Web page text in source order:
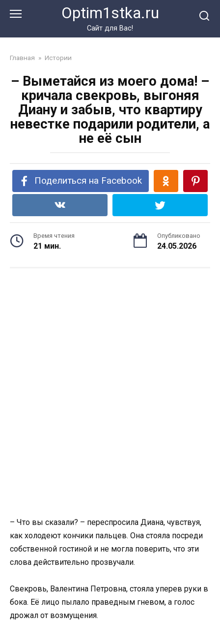
Optim1stka.ru
Сайт для Вас!
Главная » Истории
– Выметайся из моего дома! –
кричала свекровь, выгоняя
Диану и забыв, что квартиру
невестке подарили родители, а
не её сын
Поделиться на Facebook
Время чтения
21 мин.
Опубликовано
24.05.2026
– Что вы сказали? – переспросила Диана, чувствуя,
как холодеют кончики пальцев. Она стояла посреди
собственной гостиной и не могла поверить, что эти
слова действительно прозвучали.
Свекровь, Валентина Петровна, стояла уперев руки в
бока. Её лицо пылало праведным гневом, а голос
дрожал от возмущения.